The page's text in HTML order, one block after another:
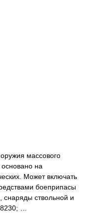
массового
основано на
Может включать
боеприпасы
снаряды ствольной и
…